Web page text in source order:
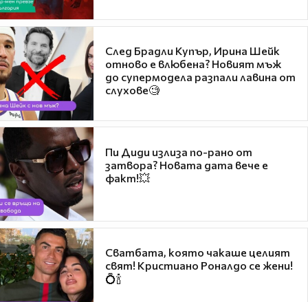
След Брадли Купър, Ирина Шейк
отново е влюбена? Новият мъж
до супермодела разпали лавина от
слухове🧐
Пи Диди излиза по-рано от
затвора? Новата дата вече е
факт!💥
Сватбата, която чакаше целият
свят! Кристиано Роналдо се жени!
💍🍾